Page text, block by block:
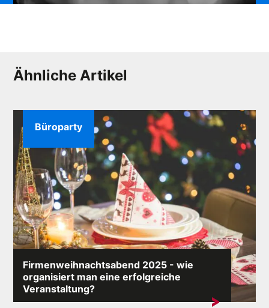
Ähnliche Artikel
Firmenweihnachtsabend 2025 - wie
organisiert man eine erfolgreiche
Veranstaltung?
Mit einer Firmenweihnachtsfeier integrieren Sie das
Büroparty